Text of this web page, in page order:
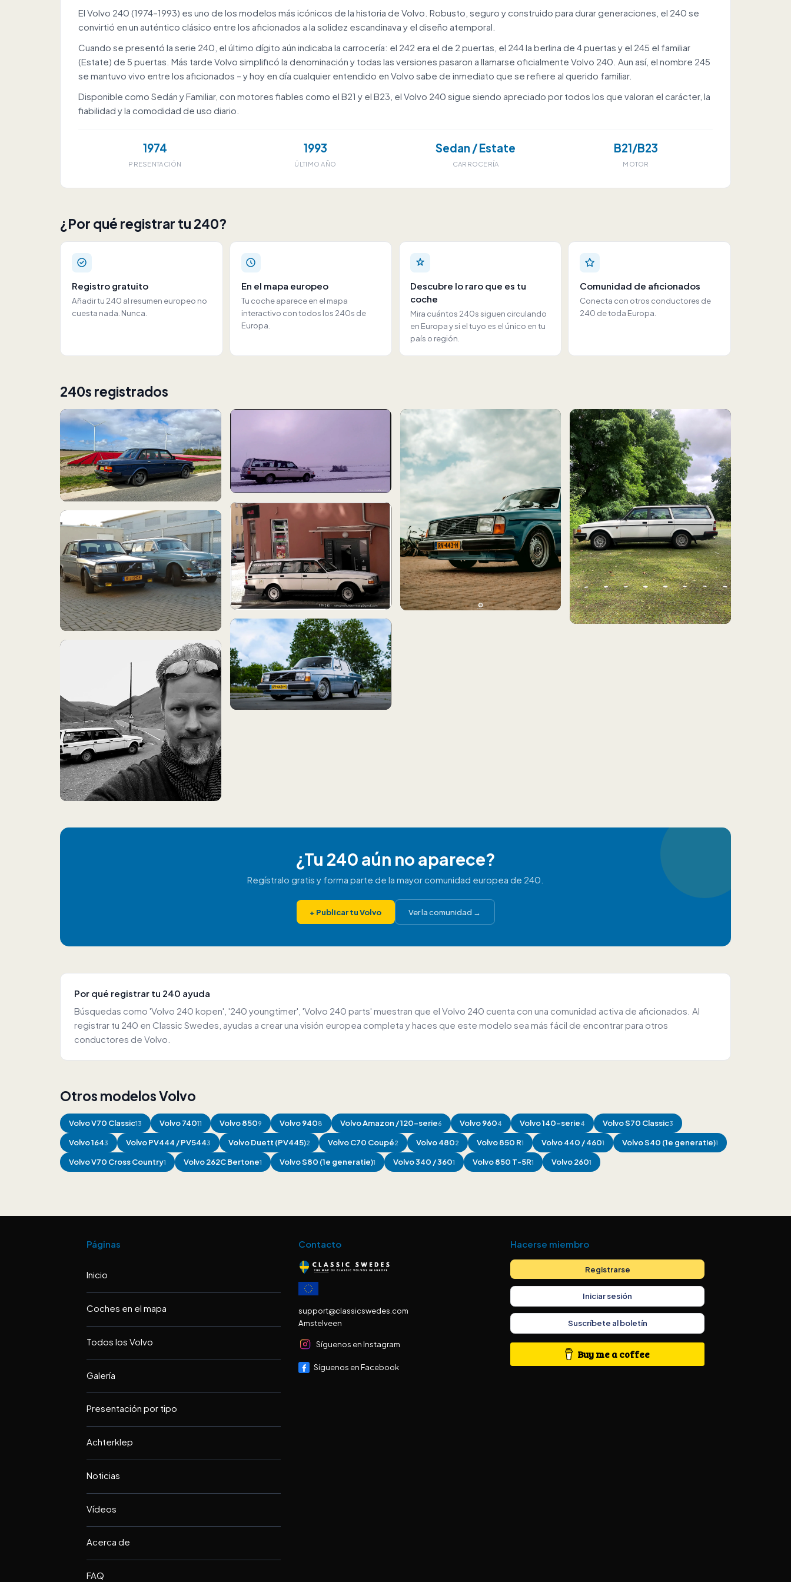
El Volvo 240 (1974–1993) es uno de los modelos más icónicos de la historia de Volvo. Robusto, seguro y construido para durar generaciones, el 240 se
convirtió en un auténtico clásico entre los aficionados a la solidez escandinava y el diseño atemporal.
Cuando se presentó la serie 240, el último dígito aún indicaba la carrocería: el 242 era el de 2 puertas, el 244 la berlina de 4 puertas y el 245 el familiar
(Estate) de 5 puertas. Más tarde Volvo simplificó la denominación y todas las versiones pasaron a llamarse oficialmente Volvo 240. Aun así, el nombre 245
se mantuvo vivo entre los aficionados – y hoy en día cualquier entendido en Volvo sabe de inmediato que se refiere al querido familiar.
Disponible como Sedán y Familiar, con motores fiables como el B21 y el B23, el Volvo 240 sigue siendo apreciado por todos los que valoran el carácter, la
fiabilidad y la comodidad de uso diario.
1974
PRESENTACIÓN
1993
ÚLTIMO AÑO
Sedan / Estate
CARROCERÍA
B21/B23
MOTOR
¿Por qué registrar tu 240?
Registro gratuito
Añadir tu 240 al resumen europeo no
cuesta nada. Nunca.
En el mapa europeo
Tu coche aparece en el mapa
interactivo con todos los 240s de
Europa.
Descubre lo raro que es tu
coche
Mira cuántos 240s siguen circulando
en Europa y si el tuyo es el único en tu
país o región.
Comunidad de aficionados
Conecta con otros conductores de
240 de toda Europa.
240s registrados
¿Tu 240 aún no aparece?
Regístralo gratis y forma parte de la mayor comunidad europea de 240.
+ Publicar tu Volvo Ver la comunidad →
Por qué registrar tu 240 ayuda
Búsquedas como 'Volvo 240 kopen', '240 youngtimer', 'Volvo 240 parts' muestran que el Volvo 240 cuenta con una comunidad activa de aficionados. Al
registrar tu 240 en Classic Swedes, ayudas a crear una visión europea completa y haces que este modelo sea más fácil de encontrar para otros
conductores de Volvo.
Otros modelos Volvo
VolvoV70 Classic13 Volvo74011 Volvo8509 Volvo9408 VolvoAmazon / 120-serie6 Volvo9604 Volvo140-serie4 VolvoS70 Classic3
Volvo1643 VolvoPV444 / PV5443 VolvoDuett (PV445)2 VolvoC70 Coupé2 Volvo4802 Volvo850 R1 Volvo440 / 4601 VolvoS40 (1e generatie)1
VolvoV70 Cross Country1 Volvo262C Bertone1 VolvoS80 (1e generatie)1 Volvo340 / 3601 Volvo850 T-5R1 Volvo2601
Páginas
Inicio
Coches en el mapa
Todos los Volvo
Galería
Presentación por tipo
Achterklep
Noticias
Vídeos
Acerca de
FAQ
Contacto
support@classicswedes.com
Amstelveen
Síguenos en Instagram
Síguenos en Facebook
Hacerse miembro
Registrarse
Iniciar sesión
Suscríbete al boletín
Buy me a coffee